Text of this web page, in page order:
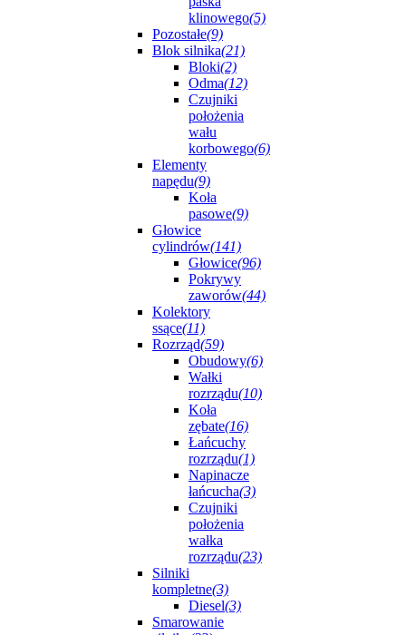
klinowego(5)
Pozostałe(9)
Blok silnika(21)
Bloki(2)
Odma(12)
Czujniki
położenia
wału
korbowego(6)
Elementy
napędu(9)
Koła
pasowe(9)
Głowice
cylindrów(141)
Głowice(96)
Pokrywy
zaworów(44)
Kolektory
ssące(11)
Rozrząd(59)
Obudowy(6)
Wałki
rozrządu(10)
Koła
zębate(16)
Łańcuchy
rozrządu(1)
Napinacze
łańcucha(3)
Czujniki
położenia
wałka
rozrządu(23)
Silniki
kompletne(3)
Diesel(3)
Smarowanie